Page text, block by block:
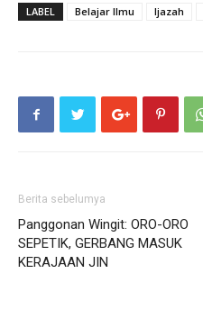
LABEL Belajar Ilmu Ijazah
Berita sebelumya
Panggonan Wingit: ORO-ORO
SEPETIK, GERBANG MASUK
KERAJAAN JIN